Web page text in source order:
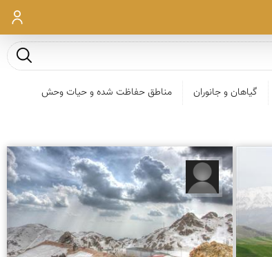
ورود
جست و
گیاهان و جانوران مناطق حفاظت شده و حیات وحش
تورج جمال